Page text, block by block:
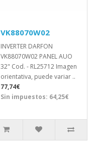
VK88070W02
INVERTER DARFON
VK88070W02 PANEL AUO
32" Cod. - RL25712 Imagen
orientativa, puede variar ..
77,74€
Sin impuestos: 64,25€